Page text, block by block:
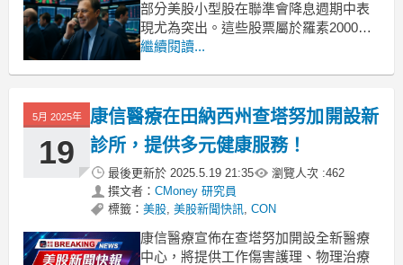
部分美股小型股在聯準會降息週期中表
現尤為突出。這些股票屬於羅素2000指
數(IWM)中，根據價值、股息、資產回報
自由現金流收益率方面位居指數前兩
成，且支付股息，資產回報率名列前
茅，並獲得美銀基本
繼續閱讀...
5月 2025年
19
康信醫療在田納西州查塔努加開設新
診所，提供多元健康服務！
最後更新於 2025.5.19 21:35 瀏覽人次 :462
撰文者： CMoney 研究員
標籤： 美股, 美股新聞快訊, CON
康信醫療宣佈在查塔努加開設全新醫療
中心，將提供工作傷害護理、物理治療